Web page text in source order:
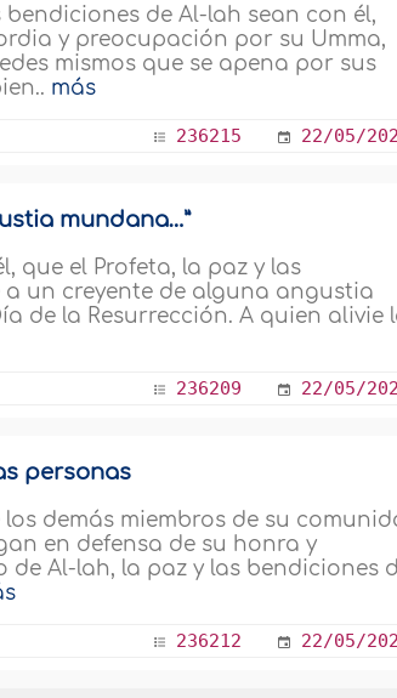
de Al-lah sean con él,
y preocupación por su Umma,
mismos que se apena por sus
más
236215 22/05/
mundana…”
que el Profeta, la paz y las
a un creyente de alguna angustia
de la Resurrección. A quien alivie
236209 22/05/
personas
demás miembros de su
en defensa de su honra y
Al-lah, la paz y las bendiciones
236212 22/05/